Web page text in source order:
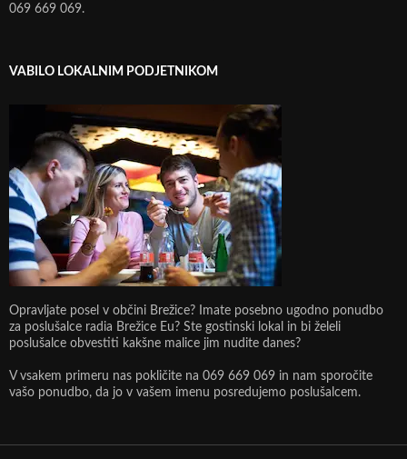
069 669 069.
VABILO LOKALNIM PODJETNIKOM
Opravljate posel v občini Brežice? Imate posebno ugodno ponudbo
za poslušalce radia Brežice Eu? Ste gostinski lokal in bi želeli
poslušalce obvestiti kakšne malice jim nudite danes?
V vsakem primeru nas pokličite na 069 669 069 in nam sporočite
vašo ponudbo, da jo v vašem imenu posredujemo poslušalcem.